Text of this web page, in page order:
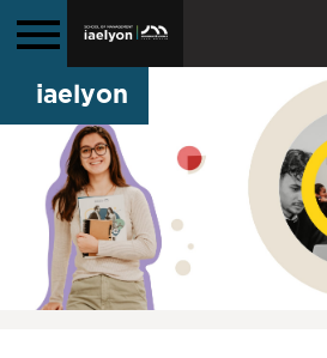
iaelyon